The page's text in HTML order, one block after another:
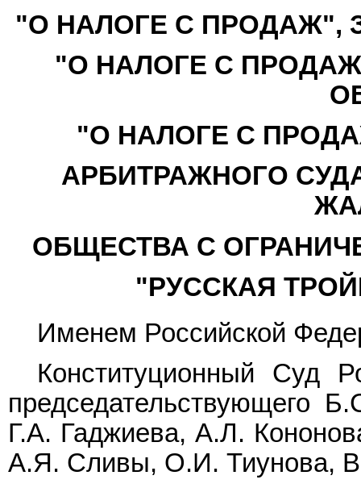
"О НАЛОГЕ С ПРОДАЖ",
"О НАЛОГЕ С
"О НАЛОГЕ С
АРБИТРАЖНОГО
ОБЩЕСТВА С
"РУССКАЯ
Именем Российской
Конституционный Суд
председательствующего
Г.А. Гаджиева, А.Л.
А.Я. Сливы, О.И. Тиунова,